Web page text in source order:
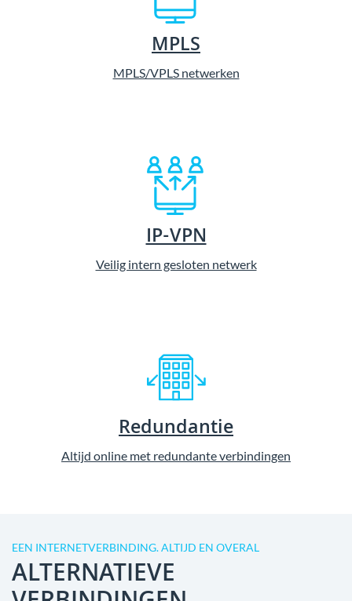
MPLS
MPLS/VPLS netwerken
IP-VPN
Veilig intern gesloten netwerk
Redundantie
Altijd online met redundante verbindingen
EEN INTERNETVERBINDING. ALTIJD EN OVERAL
ALTERNATIEVE